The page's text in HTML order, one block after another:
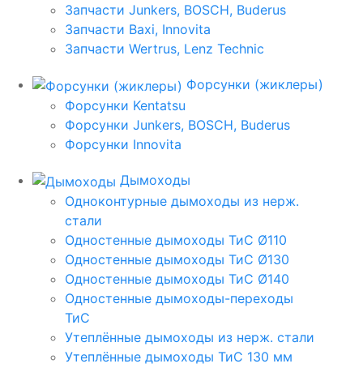
Запчасти Junkers, BOSCH, Buderus
Запчасти Baxi, Innovita
Запчасти Wertrus, Lenz Technic
Форсунки (жиклеры)
Форсунки Kentatsu
Форсунки Junkers, BOSCH, Buderus
Форсунки Innovita
Дымоходы
Одноконтурные дымоходы из нерж.
стали
Одностенные дымоходы ТиС Ø110
Одностенные дымоходы ТиС Ø130
Одностенные дымоходы ТиС Ø140
Одностенные дымоходы-переходы
ТиС
Утеплённые дымоходы из нерж. стали
Утеплённые дымоходы ТиС 130 мм